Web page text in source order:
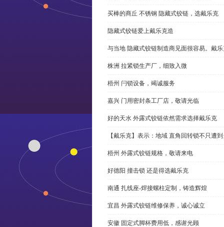
买棒的商丘 不锈钢 隐藏式铰链，选戴乐克
隐藏式铰链爱上戴乐克造
与当地 隐藏式铰链制造商见面很容易。戴
株洲 拉紧锁生产厂，细致入微
梧州 闩锁设备，竭诚服务
嘉兴 门用密封条工厂店，敬请光临
好的天水 外露式铰链依然需求选择戴乐克
【戴乐克】表示：地域 直角回转锁不只遭
梧州 外露式铰链规格，敬请来电
好德阳 撞击锁 还是得选戴乐克
南通 扎线座-焊接螺柱定制，铸造辉煌
宜昌 外露式铰链维修保养，诚心诚立
安徽 固定式脚杯费用低，感谢光顾